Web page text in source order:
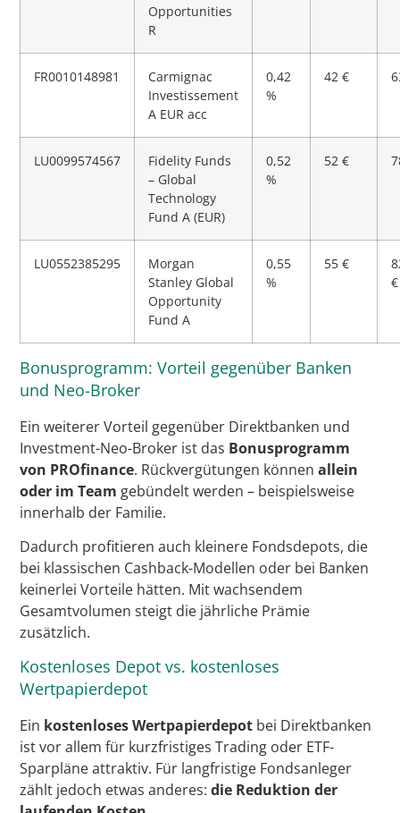
Opportunities
R
FR0010148981
Carmignac
Investissement
A EUR acc
0,42
%
42 €
LU0099574567
Fidelity Funds
– Global
Technology
Fund A (EUR)
0,52
%
52 €
LU0552385295
Morgan
Stanley Global
Opportunity
Fund A
0,55
%
55 €
€
Bonusprogramm: Vorteil gegenüber Banken
und Neo-Broker
Ein weiterer Vorteil gegenüber Direktbanken und
Investment-Neo-Broker ist das Bonusprogramm
von PROfinance. Rückvergütungen könnenallein
oder im Team gebündelt werden – beispielsweise
innerhalb der Familie.
Dadurch profitieren auch kleinere Fondsdepots, die
bei klassischen Cashback-Modellen oder bei Banken
keinerlei Vorteile hätten. Mit wachsendem
Gesamtvolumen steigt die jährliche Prämie
zusätzlich.
Kostenloses Depot vs. kostenloses
Wertpapierdepot
Ein kostenloses Wertpapierdepot bei Direktbanken
ist vor allem für kurzfristiges Trading oder ETF-
Sparpläne attraktiv. Für langfristige Fondsanleger
zählt jedoch etwas anderes:die Reduktion der